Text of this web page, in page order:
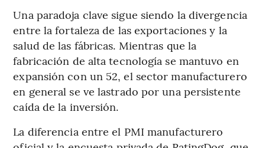
Una paradoja clave sigue siendo la divergencia
entre la fortaleza de las exportaciones y la
salud de las fábricas. Mientras que la
fabricación de alta tecnología se mantuvo en
expansión con un 52, el sector manufacturero
en general se ve lastrado por una persistente
caída de la inversión.
La diferencia entre el PMI manufacturero